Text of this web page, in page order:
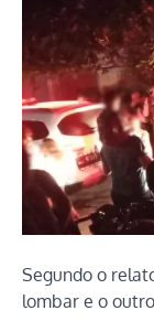
Segundo o
lombar e o